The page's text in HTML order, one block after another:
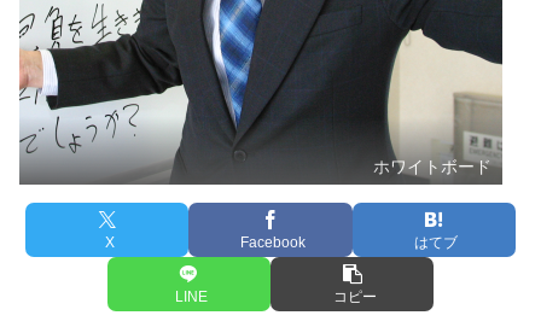
ホワイトボード
X Facebook はてブ
LINE コピー